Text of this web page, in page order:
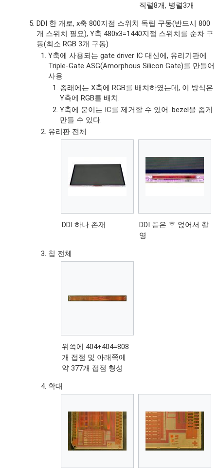
직렬8개, 병렬3개
DDI 한 개로, x축 800지점 스위치 독립 구동(반드시 800
개 스위치 필요), Y축 480x3=1440지점 스위치를 순차 구
동(최소 RGB 3개 구동)
Y축에 사용되는 gate driver IC 대신에, 유리기판에
Triple-Gate ASG(Amorphous Silicon Gate)를 만들어
사용
종래에는 X축에 RGB를 배치하였는데, 이 방식은
Y축에 RGB를 배치.
Y축에 붙이는 IC를 제거할 수 있어. bezel을 좁게
만들 수 있다.
유리판 전체
DDI 하나 존재
DDI 뜯은 후 얹어서 촬
영
칩 전체
위쪽에 404+404=808
개 접점 및 아래쪽에
약 377개 접점 형성
확대